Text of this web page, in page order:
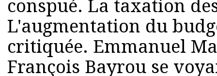
conspué. La taxation
L'augmentation du
critiquée. Emmanuel
François Bayrou se